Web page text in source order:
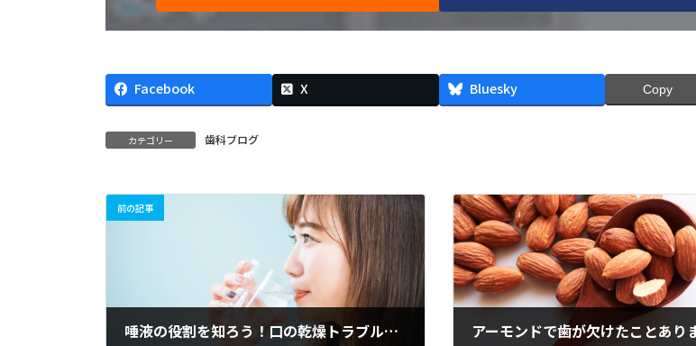
Facebook X Bluesky Copy
カテゴリー 歯科ブログ
前の記事
唾液の役割を知ろう！口の乾燥トラブル対策